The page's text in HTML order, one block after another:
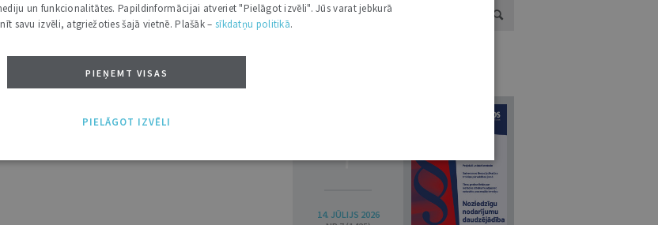
7
14. JŪLIJS 2026
un funkcionalitātes. Papildinformācijai atveriet "Pielāgot izvēli". Jūs varat jebkurā
savu izvēli, atgriežoties šajā vietnē. Plašāk – sīkdatņu politikā.
PIEŅEMT VISAS
PIELĀGOT IZVĒLI